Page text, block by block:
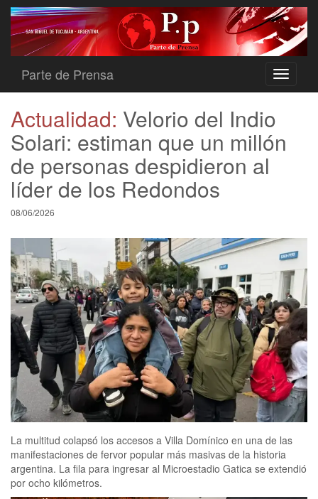
Toggle
Parte de Prensa
Actualidad: Velorio del Indio
Solari: estiman que un millón
de personas despidieron al
líder de los Redondos
08/06/2026
La multitud colapsó los accesos a Villa Domínico en una de las
manifestaciones de fervor popular más masivas de la historia
argentina. La fila para ingresar al Microestadio Gatica se extendió
por ocho kilómetros.